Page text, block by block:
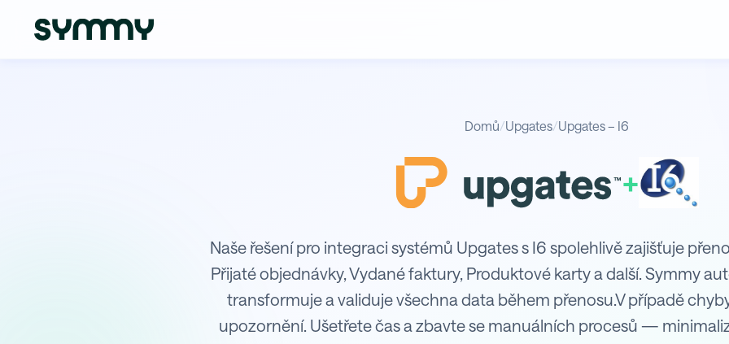
Domů/Upgates/Upgates – I6
+
Integrace Upgates s I6Naše řešení pro integraci systémů Upgates s I6 spolehlivě zajišťuje
Přijaté objednávky, Vydané faktury, Produktové karty a další. Symmy
transformuje a validuje všechna data během přenosu.V případě
upozornění. Ušetřete čas a zbavte se manuálních procesů —